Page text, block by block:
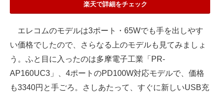
楽天で詳細をチェック
エレコムのモデルは3ポート・65Wでも手を出しやす
い価格でしたので、さらなる上のモデルも見てみましょ
う。ふと目に入ったのは多摩電子工業「PR-
AP160UC3」、4ポートのPD100W対応モデルで、価格
も3340円と手ごろ。さしあたって、すぐに新しいUSB充